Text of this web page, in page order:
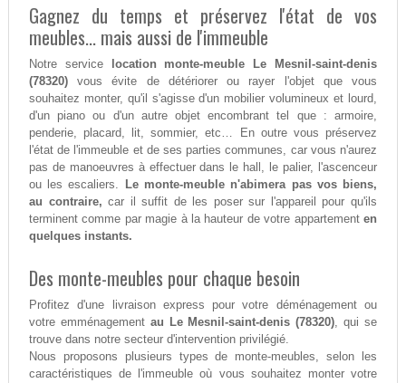
Gagnez du temps et préservez l'état de vos
meubles... mais aussi de l'immeuble
Notre service
location monte-meuble Le Mesnil-saint-denis
(78320)vous évite de détériorer ou rayer l'objet que vous
souhaitez monter, qu'il s'agisse d'un mobilier volumineux et lourd,
d'un piano ou d'un autre objet encombrant tel que : armoire,
penderie, placard, lit, sommier, etc… En outre vous préservez
l'état de l'immeuble et de ses parties communes, car vous n'aurez
pas de manoeuvres à effectuer dans le hall, le palier, l'ascenceur
ou les escaliers.
Le monte-meuble n'abimera pas vos biens,
au contraire, car il suffit de les poser sur l'appareil pour qu'ils
terminent comme par magie à la hauteur de votre appartementen
quelques instants.
Des monte-meubles pour chaque besoin
Profitez d'une livraison express pour votre déménagement ou
votre emménagement au Le Mesnil-saint-denis (78320), qui se
trouve dans notre secteur d'intervention privilégié.
Nous proposons plusieurs types de monte-meubles, selon les
caractéristiques de l'immeuble où vous souhaitez monter votre